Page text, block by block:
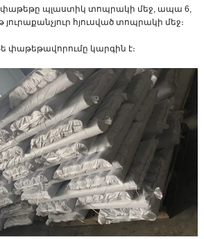
պլաստիկ տոպրակի մեջ, ապա 6,
հյուսված տոպրակի մեջ։
փաթեթավորումը կարգին է։